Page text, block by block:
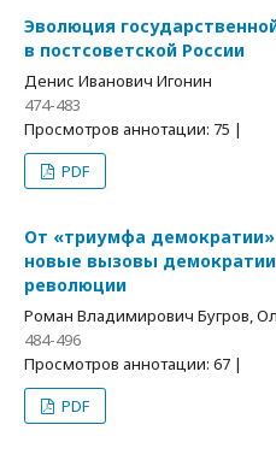
Эволюция
в постсоветской России
Денис Иванович Игонин
474-483
Просмотров аннотации: 75 |
PDF
От «триумфа
новые вызовы
революции
Роман Владимирович Бугров,
484-496
Просмотров аннотации: 67 |
PDF